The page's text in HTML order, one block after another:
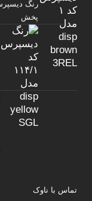
پخش
تماس با ناوک